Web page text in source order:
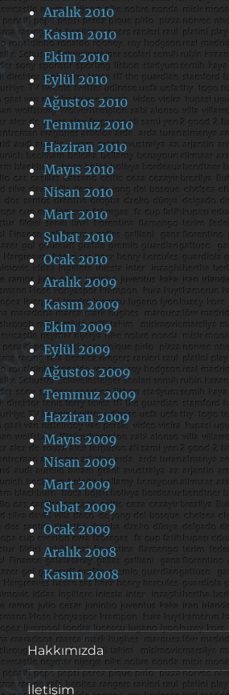
Aralık 2010
Kasım 2010
Ekim 2010
Eylül 2010
Ağustos 2010
Temmuz 2010
Haziran 2010
Mayıs 2010
Nisan 2010
Mart 2010
Şubat 2010
Ocak 2010
Aralık 2009
Kasım 2009
Ekim 2009
Eylül 2009
Ağustos 2009
Temmuz 2009
Haziran 2009
Mayıs 2009
Nisan 2009
Mart 2009
Şubat 2009
Ocak 2009
Aralık 2008
Kasım 2008
Hakkımızda
İletişim